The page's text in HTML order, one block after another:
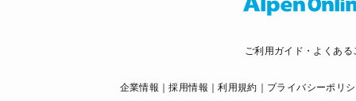
ご利用ガイド・よくある
企業情報 採用情報 利用規約 プライバシーポリ